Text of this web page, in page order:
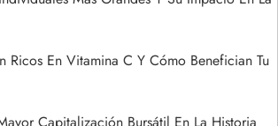
Ricos En Vitamina C Y Cómo Benefician Tu
Capitalización Bursátil En La Historia